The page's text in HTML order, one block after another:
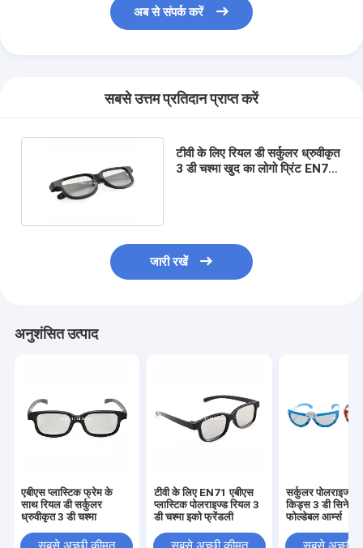
अब से संपर्क करें
सबसे उत्तम प्रतिदान प्राप्त करें
टीवी के लिए रियल डी सर्कुलर ध्रुवीकृत
3 डी चश्मा खुद का लोगो प्रिंट EN71
जारी रखें
अनुशंसित उत्पाद
एबीएस प्लास्टिक फ्रेम के
साथ रियल डी सर्कुलर
ध्रुवीकृत 3 डी चश्मा
टीवी के लिए EN71 एबीएस
प्लास्टिक पोलराइज्ड रियल 3
डी चश्मा इको फ्रेंडली
सर्कुलर पोलराइज्ड
किड्स 3 डी सिनेमा
फोल्डेबल आर्म्स